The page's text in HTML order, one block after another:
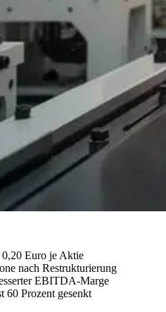
Euro je Aktie
nach Restrukturierung
EBITDA-Marge
60 Prozent gesenkt